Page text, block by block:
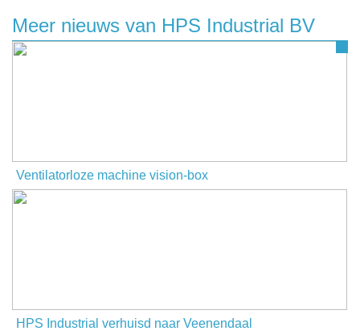
Meer nieuws van HPS Industrial BV
Ventilatorloze machine vision-box
HPS Industrial verhuisd naar Veenendaal